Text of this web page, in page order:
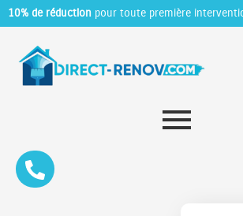
10% de réduction pour toute première